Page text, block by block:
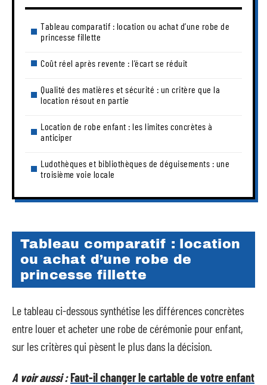
Tableau comparatif : location ou achat d’une robe de
princesse fillette
Coût réel après revente : l’écart se réduit
Qualité des matières et sécurité : un critère que la
location résout en partie
Location de robe enfant : les limites concrètes à
anticiper
Ludothèques et bibliothèques de déguisements : une
troisième voie locale
Tableau comparatif : location
ou achat d’une robe de
princesse fillette
Le tableau ci-dessous synthétise les différences concrètes
entre louer et acheter une robe de cérémonie pour enfant,
sur les critères qui pèsent le plus dans la décision.
A voir aussi :Faut-il changer le cartable de votre enfant